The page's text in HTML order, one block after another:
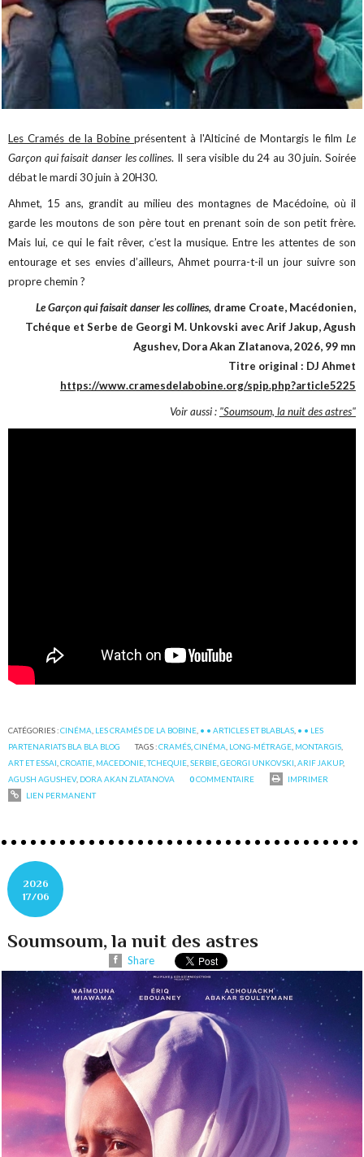
Les Cramés de la Bobineprésentent à l'Alticiné de Montargis le film Le
Garçon qui faisait danser les collines. Il sera visible du 24 au 30 juin. Soirée
débat le mardi 30 juin à 20H30.
Ahmet, 15 ans, grandit au milieu des montagnes de Macédoine, où il
garde les moutons de son père tout en prenant soin de son petit frère.
Mais lui, ce qui le fait rêver, c’est la musique. Entre les attentes de son
entourage et ses envies d’ailleurs, Ahmet pourra-t-il un jour suivre son
propre chemin ?
Le Garçon qui faisait danser les collines,drame Croate, Macédonien,
Tchéque et Serbe de Georgi M. Unkovski avec Arif Jakup, Agush
Agushev, Dora Akan Zlatanova, 2026, 99 mn
Titre original : DJ Ahmet
https://www.cramesdelabobine.org/spip.php?article5225
Voir aussi : "Soumsoum, la nuit des astres"
CATÉGORIES :CINÉMA LES CRAMÉS DE LA BOBINE • • ARTICLES ET BLABLAS • • LES
PARTENARIATS BLA BLA BLOG
TAGS :CRAMÉS ,CINÉMA LONG-MÉTRAGE MONTARGIS
ART ET ESSAI ,CROATIE MACEDONIE ,TCHEQUIE ,SERBIE ,GEORGI UNKOVSKI ,ARIF JAKUP,
AGUSH AGUSHEV, DORA AKAN ZLATANOVA 0COMMENTAIRE
IMPRIMER
LIEN PERMANENT
2026
17/06
Soumsoum, la nuit des astres
Share